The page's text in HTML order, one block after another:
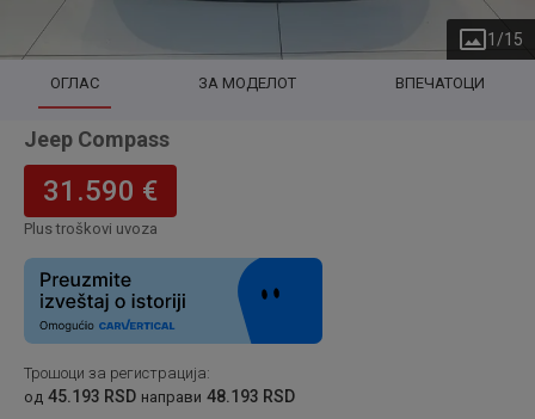
1 /15
ОГЛАС ЗА МОДЕЛОТ ВПЕЧАТОЦИ
Jeep Compass
31.590 €
Plus troškovi uvoza
Трошоци за регистрација:
од 45.193 RSD направи 48.193 RSD